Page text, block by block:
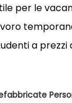
per le
a prezzi